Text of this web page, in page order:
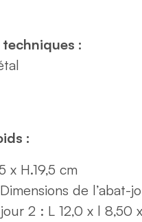
:
:
x H.19,5 cm
Dimensions de l’abat-
2 : L 12,0 x l 8,50